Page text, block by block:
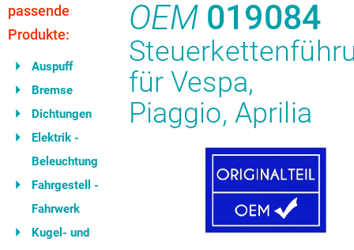
passende
Produkte:
Auspuff
Bremse
Dichtungen
Elektrik -
Beleuchtung
Fahrgestell -
Fahrwerk
Kugel- und
OEM 019084
für Vespa,
Piaggio, Aprilia